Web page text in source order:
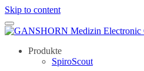
Skip to content
Produkte
SpiroScout